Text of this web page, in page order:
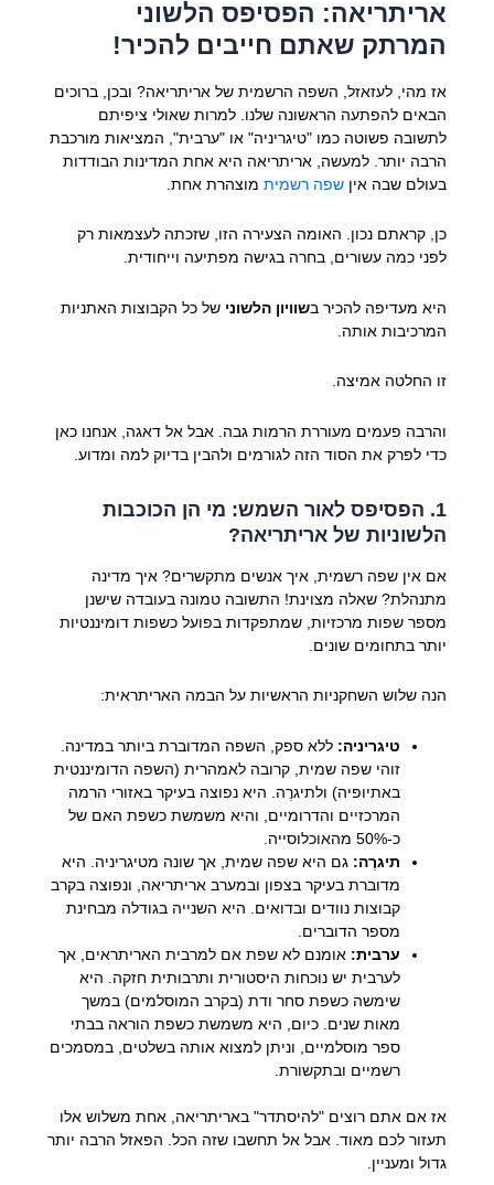
אריתריאה: הפסיפס הלשוני
המרתק שאתם חייבים להכיר!
אז מהי, לעזאזל, השפה הרשמית של אריתריאה? ובכן, ברוכים
הבאים להפתעה הראשונה שלנו. למרות שאולי ציפיתם
לתשובה פשוטה כמו "טיגריניה" או "ערבית", המציאות מורכבת
הרבה יותר. למעשה, אריתריאה היא אחת המדינות הבודדות
בעולם שבה אין שפה רשמיתמוצהרת אחת.
כן, קראתם נכון. האומה הצעירה הזו, שזכתה לעצמאות רק
לפני כמה עשורים, בחרה בגישה מפתיעה וייחודית.
היא מעדיפה להכיר בשוויון הלשוני של כל הקבוצות האתניות
המרכיבות אותה.
זו החלטה אמיצה.
והרבה פעמים מעוררת הרמות גבה. אבל אל דאגה, אנחנו כאן
כדי לפרק את הסוד הזה לגורמים ולהבין בדיוק למה ומדוע.
1. הפסיפס לאור השמש: מי הן הכוכבות
הלשוניות של אריתריאה?
אם אין שפה רשמית, איך אנשים מתקשרים? איך מדינה
מתנהלת? שאלה מצוינת! התשובה טמונה בעובדה שישנן
מספר שפות מרכזיות, שמתפקדות בפועל כשפות דומיננטיות
יותר בתחומים שונים.
הנה שלוש השחקניות הראשיות על הבמה האריתראית:
טיגריניה: ללא ספק, השפה המדוברת ביותר במדינה.
זוהי שפה שמית, קרובה לאמהרית (השפה הדומיננטית
באתיופיה) ולתיגרֶה. היא נפוצה בעיקר באזורי הרמה
המרכזיים והדרומיים, והיא משמשת כשפת האם של
כ-50% מהאוכלוסייה.
תיגרֶה: גם היא שפה שמית, אך שונה מטיגריניה. היא
מדוברת בעיקר בצפון ובמערב אריתריאה, ונפוצה בקרב
קבוצות נוודים ובדואים. היא השנייה בגודלה מבחינת
מספר הדוברים.
ערבית: אומנם לא שפת אם למרבית האריתראים, אך
לערבית יש נוכחות היסטורית ותרבותית חזקה. היא
שימשה כשפת סחר ודת (בקרב המוסלמים) במשך
מאות שנים. כיום, היא משמשת כשפת הוראה בבתי
ספר מוסלמיים, וניתן למצוא אותה בשלטים, במסמכים
רשמיים ובתקשורת.
אז אם אתם רוצים "להיסתדר" באריתריאה, אחת משלוש אלו
תעזור לכם מאוד. אבל אל תחשבו שזה הכל. הפאזל הרבה יותר
גדול ומעניין.